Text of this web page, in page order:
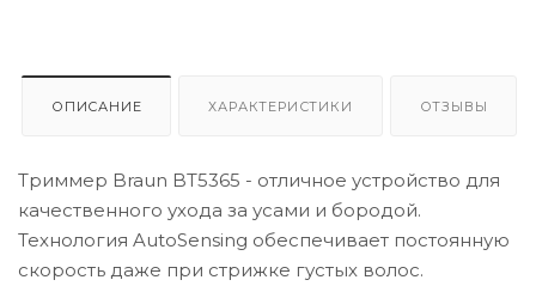
ОПИСАНИЕ ХАРАКТЕРИСТИКИ ОТЗЫВЫ
Триммер Braun BT5365 - отличное устройство для
качественного ухода за усами и бородой.
Технология AutoSensing обеспечивает постоянную
скорость даже при стрижке густых волос.